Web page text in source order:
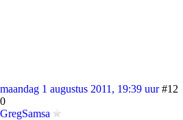
maandag 1 augustus 2011, 19:39 uur #12
0
GregSamsa